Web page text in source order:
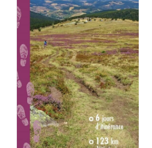
AJOUTER AU PANIER
/
DÉTAILS